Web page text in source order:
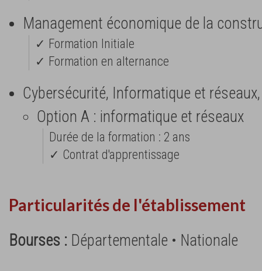
Management économique de la
✓ Formation Initiale
✓ Formation en alternance
Cybersécurité, Informatique et
Option A : informatique et réseaux
Durée de la formation : 2 ans
✓ Contrat d'apprentissage
Particularités de l'établissement
Bourses : Départementale • Nationale